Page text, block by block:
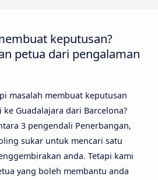
keputusan?
petua dari pengalaman
masalah membuat keputusan
Guadalajara dari Barcelona?
3 pengendali Penerbangan,
sukar untuk mencari satu
anda. Tetapi kami
yang boleh membantu anda